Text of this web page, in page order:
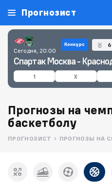
Прогнозист
Сегодня, 20:00
Конкурс
Спартак Москва -
1 X
Прогнозы на
баскетболу
ПРОГНОЗИСТ ПРОГНОЗЫ НА